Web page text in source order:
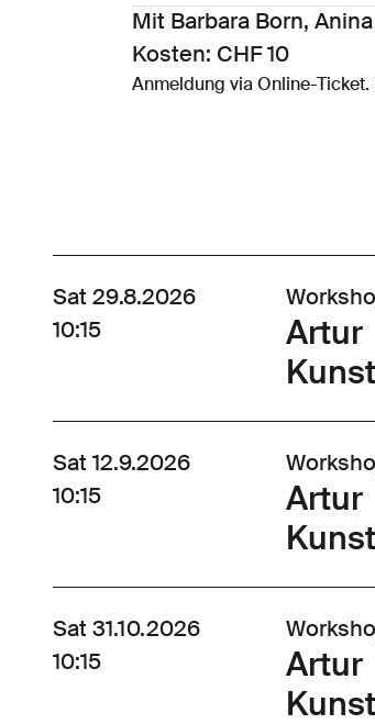
Mit Barbara Born,
Kosten: CHF 10
Anmeldung via Online-Ticket.
Sat 29.8.2026
10:15
Artur
Sat 12.9.2026
10:15
Artur
Sat 31.10.2026
10:15
Artur